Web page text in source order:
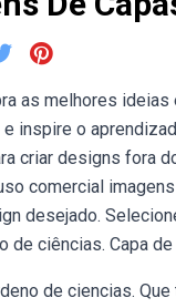
as melhores
inspire o
criar designs fora
comercial
desejado.
de ciências. Capa
de ciencias.